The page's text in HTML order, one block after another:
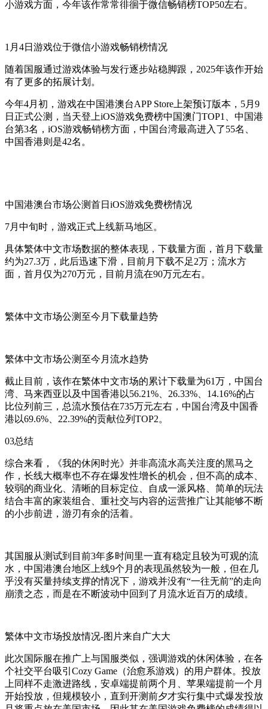
小游戏方面，今年该作常常徘徊于微信畅销榜TOP50左右。
1月4日游戏位于微信小游戏畅销榜情况
随着国服通过游戏体验与发行逐步站稳脚跟，2025年该作开始
有了更多的拓展计划。
今年4月初，游戏在中国港澳台APP Store上架预订版本，5月9
日正式公测，当天登上iOS游戏免费榜中国澳门TOP1、中国港
台第3名，iOS游戏畅销榜方面，中国台湾最高进入了55名、
中国香港则是42名。
中国港澳台市场公测首日iOS游戏免费榜情况
7月中旬时，游戏正式上线新马地区。
具体繁体中文市场数据的整体表现，下载量方面，首月下载量
约为27.3万，此后迅速下滑，目前月下载不足2万；流水方
面，首月仅为270万元，目前月流在90万元左右。
繁体中文市场公测至今月下载量趋势
繁体中文市场公测至今月流水趋势
截止目前，该作在繁体中文市场的累计下载量为61万，中国台
湾、马来西亚以及中国香港以56.21%、26.33%、14.16%的占
比位列前三，总流水预估在735万元左右，中国台湾及中国香
港以69.6%、22.39%的贡献位列TOP2。
03总结
综合来看，《我的休闲时光》并非高流水高关注度的黑马之
作，长线大概率也不存在爆发性增长的机会，但不高的成本、
较弱的商业化、清晰的目标定位、自成一派风格、简单的玩法
结合丰富的家装组合、重社交与内容的运营推广让其能够不断
的小步前进，游刃有余的活着。
其国服从测试到目前3年多时间里一直有稳定且较为可观的流
水，中国港澳台地区上线9个月的表现虽然较为一般，但在几
乎没有买量持续支撑的情况下，游戏并没有“一往无前”的走向
崩溃之态，而是在不断波动中回到了月流水近百万的成绩。
繁体中文市场投放情况-图片来自广大大
此次国际服在推广上与国服类似，强调游戏的休闲体验，在各
个社交平台吸引Cozy Game（治愈系游戏）的用户群体。投放
上同样不走激进路线，安卓端提前两个月、苹果端提前一个月
开始投放，但规模较小，直到开测前夕才实行集中式爆发投放